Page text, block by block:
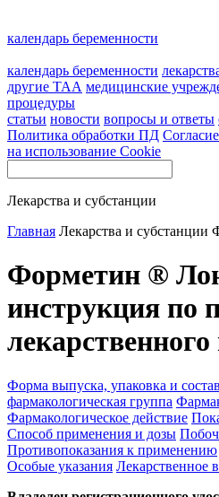
календарь беременности
календарь беременности
другие ТАА медицинские
процедуры
статьи новости вопросы и ответы
Политика обработки ПД
на использование Cookie
Лекарства и субстанции
Главная Лекарства и субстанции
Форметин ®
инструкция по
Форма выпуска, упаковка и
фармакологическая группа
Фармакологическое действие
Способ применения и дозы
Противопоказания к применению
Особые указания Лекарственное